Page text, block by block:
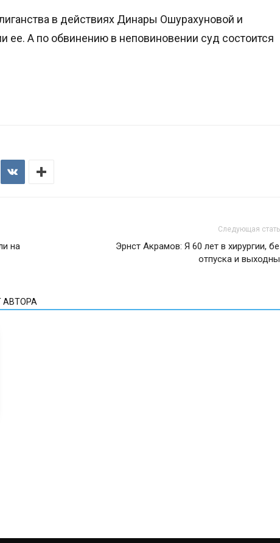
в действиях Динары Ошурахуновой и
ее. А по обвинению в неповиновении суд состоится
на
Следующая
Эрнст Акрамов: Я 60 лет в хирургии,
отпуска и
АВТОРА